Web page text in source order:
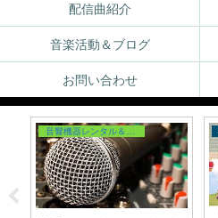
配信曲紹介
音楽活動＆ブログ
お問い合わせ